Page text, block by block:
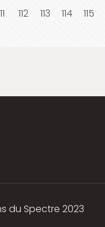
112 113 114 115
du Spectre 2023